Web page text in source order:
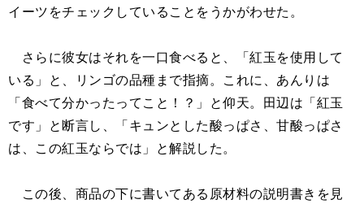
イーツをチェックしていることをうかがわせた。
さらに彼女はそれを一口食べると、「紅玉を使用して
いる」と、リンゴの品種まで指摘。これに、あんりは
「食べて分かったってこと！？」と仰天。田辺は「紅玉
です」と断言し、「キュンとした酸っぱさ、甘酸っぱさ
は、この紅玉ならでは」と解説した。
この後、商品の下に書いてある原材料の説明書きを見